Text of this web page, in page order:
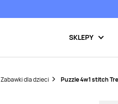
SKLEPY
Zabawki dla dzieci Puzzle 4w1 stitch